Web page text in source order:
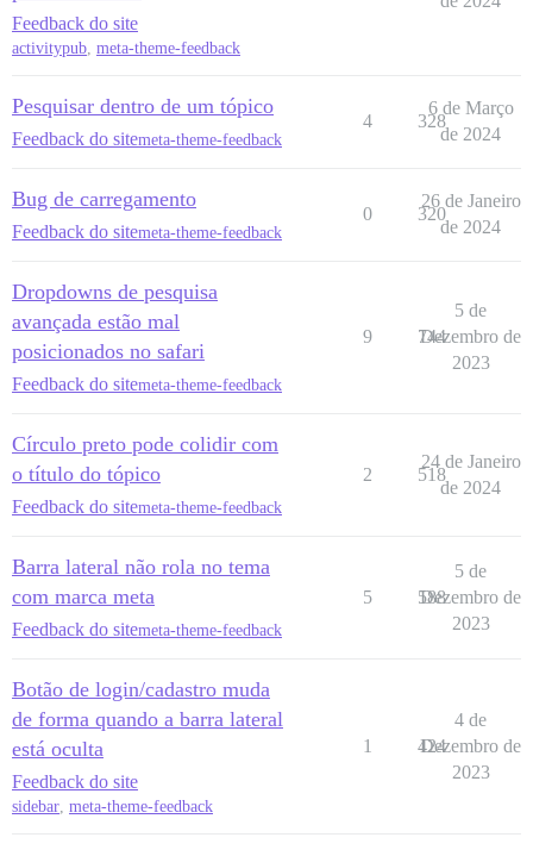
Feedback do site
activitypub, meta-theme-feedback
Pesquisar dentro de um tópico
Feedback do sitemeta-theme-feedback
4 328
6 de Março
de 2024
Bug de carregamento
Feedback do sitemeta-theme-feedback
0 320
26 de Janeiro
de 2024
Dropdowns de pesquisa
avançada estão mal
posicionados no safari
Feedback do sitemeta-theme-feedback
9 744
5 de
Dezembro de
2023
Círculo preto pode colidir com
o título do tópico
Feedback do sitemeta-theme-feedback
2 518
24 de Janeiro
de 2024
Barra lateral não rola no tema
com marca meta
Feedback do sitemeta-theme-feedback
5 588
5 de
Dezembro de
2023
Botão de login/cadastro muda
de forma quando a barra lateral
está oculta
Feedback do site
sidebar, meta-theme-feedback
1 424
4 de
Dezembro de
2023